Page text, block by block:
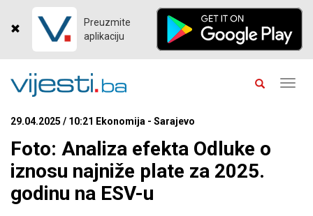
Preuzmite
aplikaciju
29.04.2025 / 10:21 Ekonomija - Sarajevo
Foto: Analiza efekta Odluke o
iznosu najniže plate za 2025.
godinu na ESV-u